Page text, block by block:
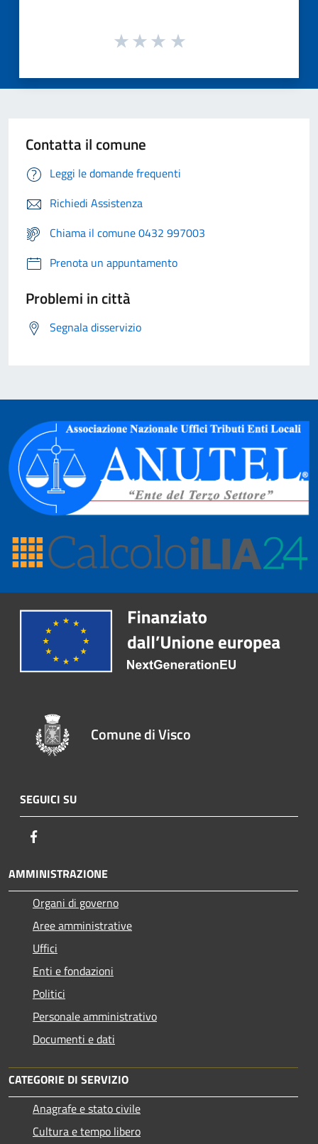
Contatta il comune
Leggi le domande frequenti
Richiedi Assistenza
Chiama il comune 0432 997003
Prenota un appuntamento
Problemi in città
Segnala disservizio
Comune di Visco
SEGUICI SU
AMMINISTRAZIONE
Organi di governo
Aree amministrative
Uffici
Enti e fondazioni
Politici
Personale amministrativo
Documenti e dati
CATEGORIE DI SERVIZIO
Anagrafe e stato civile
Cultura e tempo libero